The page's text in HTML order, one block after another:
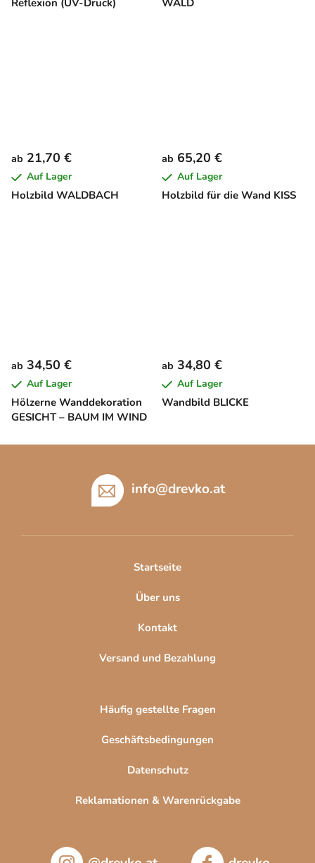
Reflexion (UV-Druck)
WALD
Holzbild WALDBACH
ab 21,70 €
Auf Lager
Holzbild für die Wand KISS
ab 65,20 €
Auf Lager
Hölzerne Wanddekoration
GESICHT – BAUM IM WIND
ab 34,50 €
Auf Lager
Wandbild BLICKE
ab 34,80 €
Auf Lager
info@drevko.at
Startseite
Über uns
Kontakt
Versand und Bezahlung
Häufig gestellte Fragen
Geschäftsbedingungen
Datenschutz
Reklamationen & Warenrückgabe